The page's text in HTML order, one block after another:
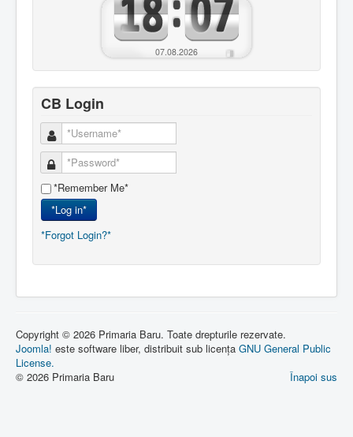
07.08.2026
CB Login
*Remember Me*
*Log in*
*Forgot Login?*
Copyright © 2026 Primaria Baru. Toate drepturile rezervate.
Joomla! este software liber, distribuit sub licența GNU General Public
License.
Înapoi sus
© 2026 Primaria Baru